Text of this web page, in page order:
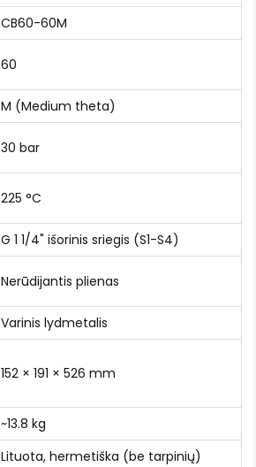
CB60-60M
60
M (Medium theta)
30 bar
225 °C
G 1 1/4" išorinis sriegis (S1-S4)
Nerūdijantis plienas
Varinis lydmetalis
152 × 191 × 526 mm
~13.8 kg
Lituota, hermetiška (be tarpinių)